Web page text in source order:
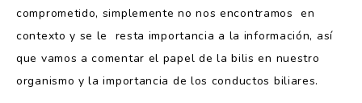
comprometido, simplemente no nos encontramos en
contexto y se le resta importancia a la información, así
que vamos a comentar el papel de la bilis en nuestro
organismo y la importancia de los conductos biliares.